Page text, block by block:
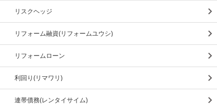
リスクヘッジ
リフォーム融資(リフォームユウシ)
リフォームローン
利回り(リマワリ)
連帯債務(レンタイサイム)